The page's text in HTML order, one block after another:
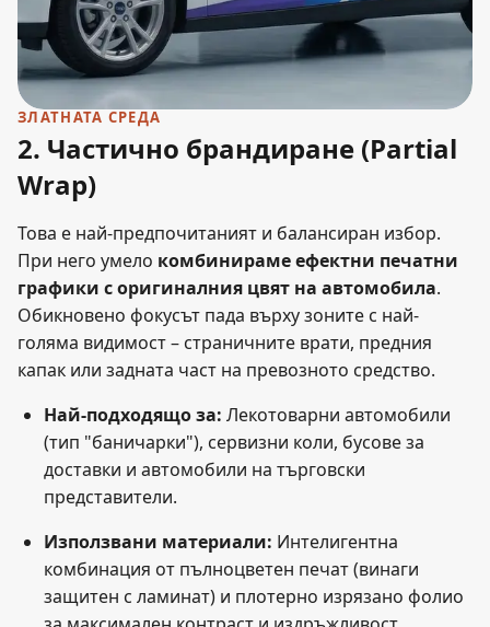
ЗЛАТНАТА СРЕДА
2. Частично брандиране (Partial
Wrap)
Това е най-предпочитаният и балансиран избор.
При него умело комбинираме ефектни печатни
графики с оригиналния цвят на автомобила.
Обикновено фокусът пада върху зоните с най-
голяма видимост – страничните врати, предния
капак или задната част на превозното средство.
Най-подходящо за: Лекотоварни автомобили
(тип "баничарки"), сервизни коли, бусове за
доставки и автомобили на търговски
представители.
Използвани материали: Интелигентна
комбинация от пълноцветен печат (винаги
защитен с ламинат) и плотерно изрязано фолио